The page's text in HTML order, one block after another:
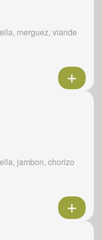
merguez, viande
jambon, chorizo